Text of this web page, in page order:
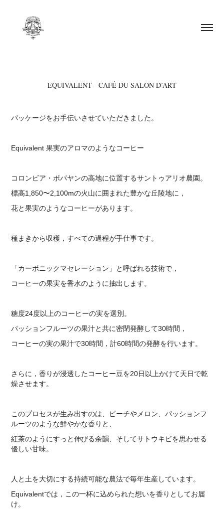
EQUIVALENT - CAFÉ DU SALON D’ART
パッケージをお手伝いさせていただきました。
Equivalent 果実のアロマのようなコーヒー
コロンビア・ポパヤンの高地に位置するサントゥアリオ農園。
標高1,850〜2,100mの火山に囲まれた豊かな丘陵地に，
花と果実のようなコーヒーがあります。
種まきから収穫，すべての過程が手仕事です。
「カーボニックマセレーション」と呼ばれる技術で，
コーヒーの果実を香水のように抽出します。
糖度24度以上のコーヒーの実を選別。
パッションフルーツの果汁と共に密閉発酵して30時間，
コーヒーの実の果汁で30時間，計60時間の発酵を行います。
さらに，香りが浸透したコーヒー豆を20日以上かけて天日で乾
燥させます。
このプロセスが生み出すのは、ピーチやメロン、パッションフ
ルーツのような鮮やかな香りと、
紅茶のようにすっと伸びる余韻、そしてサトウキビを思わせる
優しい甘味。
人と土を大切にする持続可能な農法で毎年生産しています。
Equivalentでは，この一杯に込められた想いを香りとしてお届
け。